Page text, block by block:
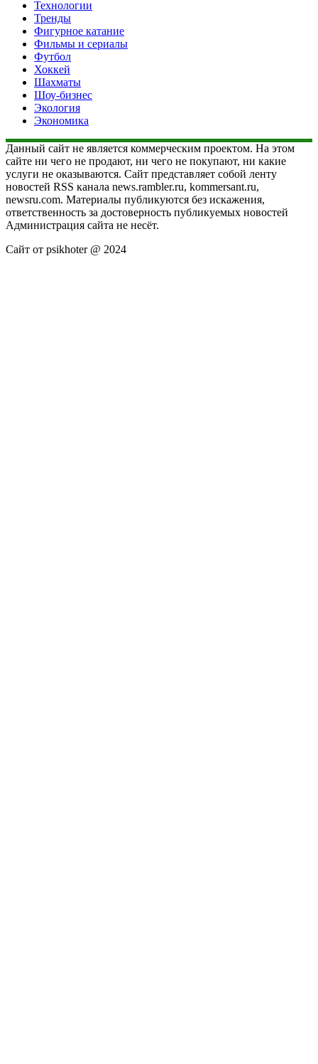
Технологии
Тренды
Фигурное катание
Фильмы и сериалы
Футбол
Хоккей
Шахматы
Шоу-бизнес
Экология
Экономика
Данный сайт не является коммерческим проектом. На этом
сайте ни чего не продают, ни чего не покупают, ни какие
услуги не оказываются. Сайт представляет собой ленту
новостей RSS канала news.rambler.ru, kommersant.ru,
newsru.com. Материалы публикуются без искажения,
ответственность за достоверность публикуемых новостей
Администрация сайта не несёт.
Сайт от psikhoter @ 2024